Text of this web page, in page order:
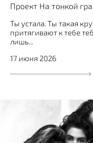
Проект На тонкой
Ты устала. Ты такая
притягивают к тебе
лишь...
17 июня 2026